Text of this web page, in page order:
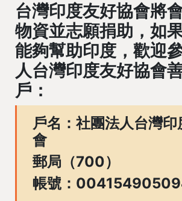
台灣印度友好協會將
物資並志願捐助，如
能夠幫助印度，歡迎
人台灣印度友好協會
戶：
戶名：社團法人台灣印
會
郵局（700）
帳號：